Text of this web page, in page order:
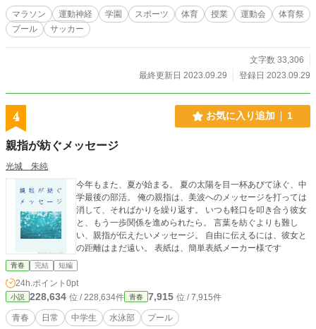
マラソン 運動神経 学園 スポーツ 体育 授業 運動会
体育祭
プール
サッカー
文字数 33,306
最終更新日 2023.09.29
登録日 2023.09.29
4 お気に入り追加 1
親指が紡ぐメッセージ
光城 朱純
今年もまた、夏が始まる。 夏の太陽を目一杯あびて泳ぐ、中
学最後の部活。 俺の親指は、美波へのメッセージを打っては
消して、そればかりを繰り返す。 いつも軽口を叩き合う彼女
と、もう一歩関係を進められたら。 言葉を紡ぐよりも難し
い、親指が伝えたいメッセージ。 自由に伝えるには、彼女と
の距離はまだ遠い。 表紙は、簡単表紙メーカー様です
青春 完結 短編
24h.ポイント 0pt
小説 228,634 位 / 228,634件 青春 7,915 位 / 7,915件
青春 日常 中学生 水泳部 プール